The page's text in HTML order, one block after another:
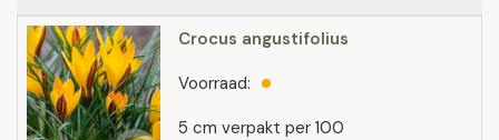
Crocus angustifolius
5 cm verpakt per 100
Voorraad: